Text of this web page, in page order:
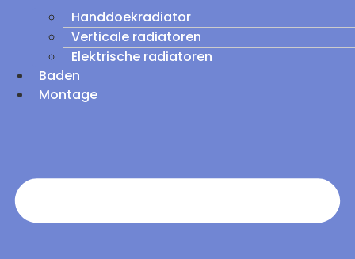
Handdoekradiator
Verticale radiatoren
Elektrische radiatoren
Baden
Montage